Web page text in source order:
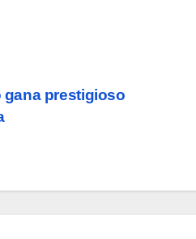
prestigioso